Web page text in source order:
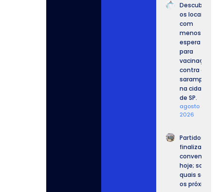
Descubra
os locais
com
menos
espera
para
vacinação
contra o
sarampo
na cidade
de SP.
agosto 8,
2026
Partidos
finalizam
convenções
hoje; saiba
quais serão
os próximos